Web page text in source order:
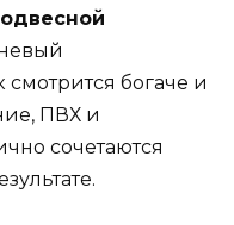
богаче и
ПВХ и
сочетаются